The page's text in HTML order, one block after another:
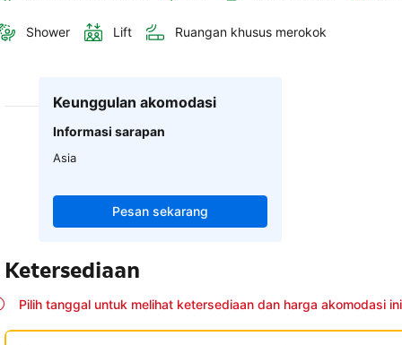
Shower Lift Ruangan khusus merokok
Keunggulan akomodasi
Informasi sarapan
Asia
Pesan sekarang
Ketersediaan
Pilih tanggal untuk melihat ketersediaan dan harga akomodasi ini